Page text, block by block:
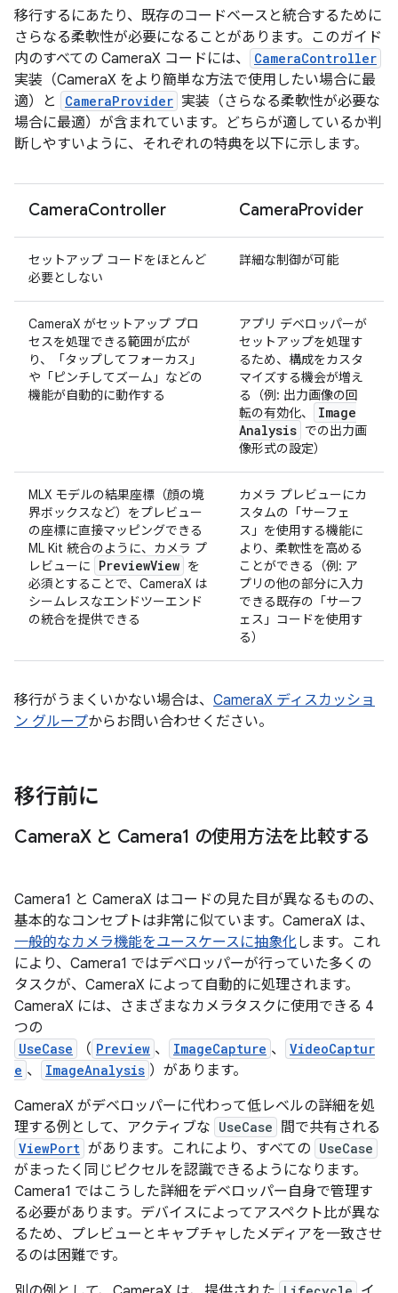
移行するにあたり、既存のコードベースと統合するために
さらなる柔軟性が必要になることがあります。このガイド
内のすべての CameraX コードには、
CameraController
実装（CameraX をより簡単な方法で使用したい場合に最
適）と
CameraProvider 実装（さらなる柔軟性が必要な
場合に最適）が含まれています。どちらが適しているか判
断しやすいように、それぞれの特典を以下に示します。
CameraController CameraProvider
セットアップ コードをほとんど
必要としない
詳細な制御が可能
CameraX がセットアップ プロ
セスを処理できる範囲が広が
り、「タップしてフォーカス」
や「ピンチしてズーム」などの
機能が自動的に動作する
アプリ デベロッパーが
セットアップを処理す
るため、構成をカスタ
マイズする機会が増え
る（例: 出力画像の回
転の有効化、
Image
Analysis での出力画
像形式の設定）
MLX モデルの結果座標（顔の境
界ボックスなど）をプレビュー
の座標に直接マッピングできる
ML Kit 統合のように、カメラ プ
レビューに
PreviewView を
必須とすることで、CameraX は
シームレスなエンドツーエンド
の統合を提供できる
カメラ プレビューにカ
スタムの「サーフェ
ス」を使用する機能に
より、柔軟性を高める
ことができる（例: ア
プリの他の部分に入力
できる既存の「サーフ
ェス」コードを使用す
る）
移行がうまくいかない場合は、 CameraX ディスカッショ
ン グループからお問い合わせください。
移行前に
CameraX と Camera1 の使用方法を比較する
Camera1 と CameraX はコードの見た目が異なるものの、
基本的なコンセプトは非常に似ています。CameraX は、
一般的なカメラ機能をユースケースに抽象化 します。これ
により、Camera1 ではデベロッパーが行っていた多くの
タスクが、CameraX によって自動的に処理されます。
CameraX には、さまざまなカメラタスクに使用できる 4
つの
UseCase （ Preview 、 ImageCapture 、
VideoCaptur
e 、 ImageAnalysis ）があります。
CameraX がデベロッパーに代わって低レベルの詳細を処
理する例として、アクティブな UseCase 間で共有される
ViewPort があります。これにより、すべての UseCase
がまったく同じピクセルを認識できるようになります。
Camera1 ではこうした詳細をデベロッパー自身で管理す
る必要があります。デバイスによってアスペクト比が異な
るため、プレビューとキャプチャしたメディアを一致させ
るのは困難です。